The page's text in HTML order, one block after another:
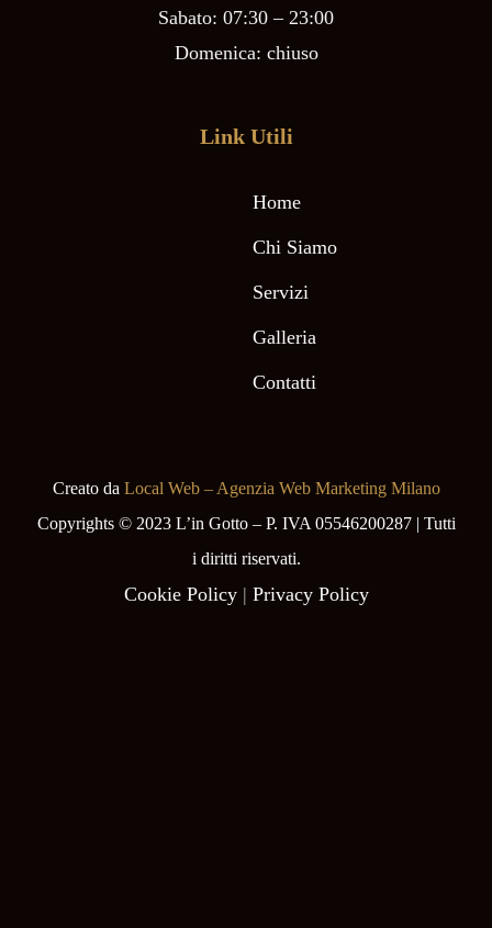
Sabato: 07:30 – 23:00
Domenica: chiuso
Link Utili
Home
Chi Siamo
Servizi
Galleria
Contatti
Creato da Local Web – Agenzia Web Marketing Milano
Copyrights © 2023 L’in Gotto – P. IVA 05546200287 | Tutti
i diritti riservati.
Cookie Policy | Privacy Policy